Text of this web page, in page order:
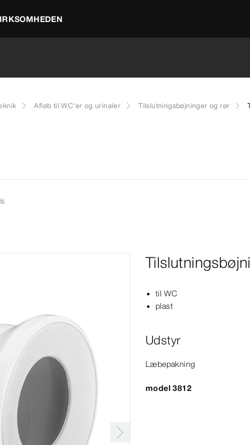
Afløb til WC'er og urinaler Tilslutningsbøjninger og rør
til WC
plast
Udstyr
Læbepakning
model 3812